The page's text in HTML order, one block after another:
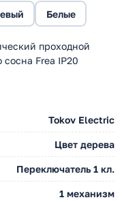
Белые
проходной
сосна Frea IP20
Tokov Electric
Цвет дерева
Переключатель 1 кл.
1 механизм